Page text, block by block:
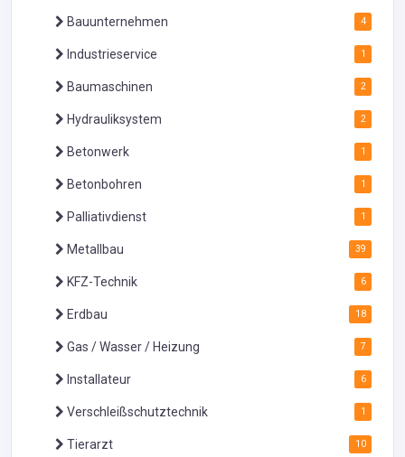
Bauunternehmen 4
Industrieservice 1
Baumaschinen 2
Hydrauliksystem 2
Betonwerk 1
Betonbohren 1
Palliativdienst 1
Metallbau 39
KFZ-Technik 6
Erdbau 18
Gas / Wasser / Heizung 7
Installateur 6
Verschleißschutztechnik 1
Tierarzt 10